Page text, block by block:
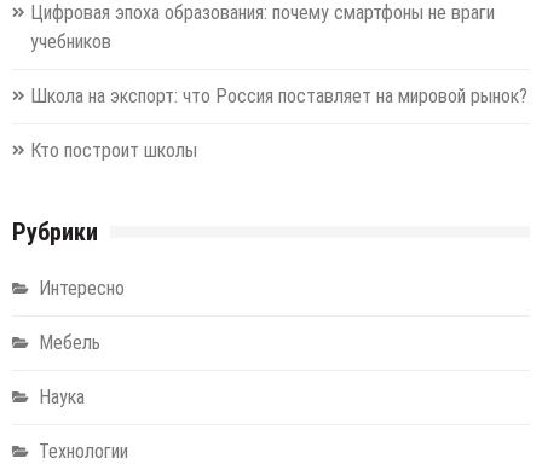
Цифровая эпоха образования: почему смартфоны не враги
учебников
Школа на экспорт: что Россия поставляет на мировой рынок?
Кто построит школы
Рубрики
Интересно
Мебель
Наука
Технологии